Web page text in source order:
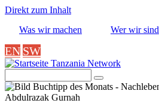
Direkt zum Inhalt
Was wir machen
Wer wir sind
EN SW
Tanzania Network
Image